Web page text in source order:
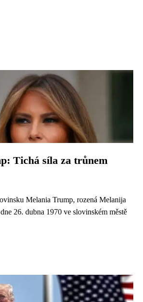
Tichá síla za trůnem
Melania Trump, rozená Melanija
26. dubna 1970 ve slovinském městě